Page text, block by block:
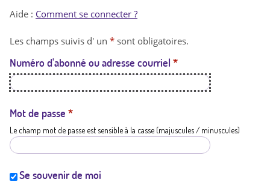
t
a
t
i
Aide : Comment se connecter ?
Les champs suivis d' un * sont obligatoires.
Numéro d'abonné ou adresse courriel *
Mot de passe *
Le champ mot de passe est sensible à la casse (majuscules / minuscules)
Se souvenir de moi